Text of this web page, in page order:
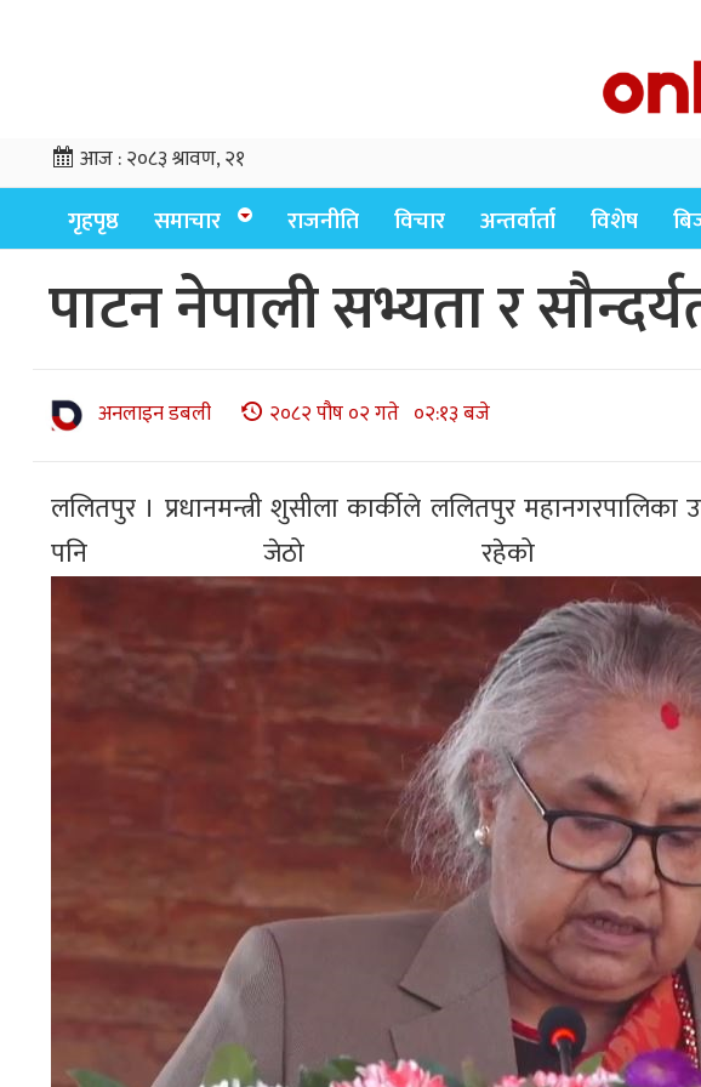
आज :२०८३ श्रावण, २१
गृहपृष्ठ समाचार राजनीति विचार अन्तर्वार्ता विशेष
पाटन नेपाली सभ्यता र
अनलाइन डबली २०८२ पौष ०२ गते ०२:१३ बजे
ललितपुर । प्रधानमन्त्री शुसीला कार्कीले ललितपुर महानगरपालिका
पनि जेठो रहेको